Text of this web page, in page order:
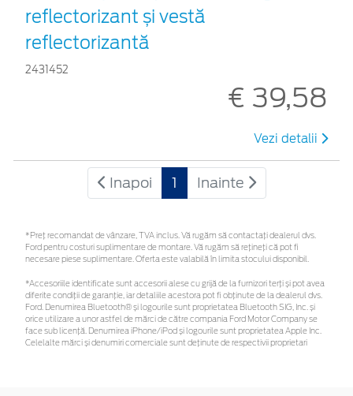
reflectorizant și vestă
reflectorizantă
2431452
€ 39,58
Vezi detalii
Inapoi 1 Inainte
*Preţ recomandat de vânzare, TVA inclus. Vă rugăm să contactaţi dealerul dvs.
Ford pentru costuri suplimentare de montare. Vă rugăm să rețineți că pot fi
necesare piese suplimentare. Oferta este valabilă în limita stocului disponibil.
*Accesoriile identificate sunt accesorii alese cu grijă de la furnizori terți și pot avea
diferite condiții de garanție, iar detaliile acestora pot fi obținute de la dealerul dvs.
Ford. Denumirea Bluetooth® și logourile sunt proprietatea Bluetooth SIG, Inc. și
orice utilizare a unor astfel de mărci de către compania Ford Motor Company se
face sub licență. Denumirea iPhone/iPod și logourile sunt proprietatea Apple Inc.
Celelalte mărci și denumiri comerciale sunt deținute de respectivii proprietari